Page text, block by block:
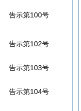
告示第100号
告示第102号
告示第103号
告示第104号